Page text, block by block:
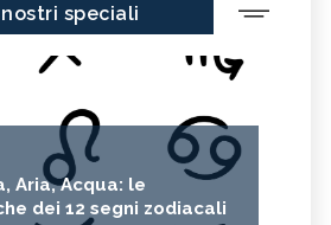
I nostri speciali
Aria, Acqua: le
dei 12 segni zodiacali